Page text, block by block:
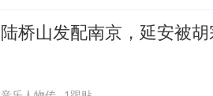
陆桥山发配南京，延安被